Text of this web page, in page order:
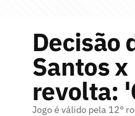
Decisão
Santos
revolta:
Jogo é válido pela 12°